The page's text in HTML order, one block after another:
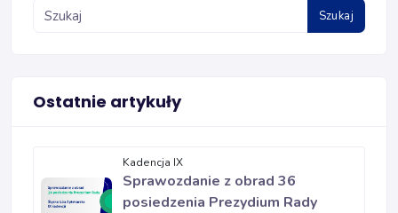
Szukaj
Ostatnie artykuły
Kadencja IX
Sprawozdanie z obrad 36
posiedzenia Prezydium Rady